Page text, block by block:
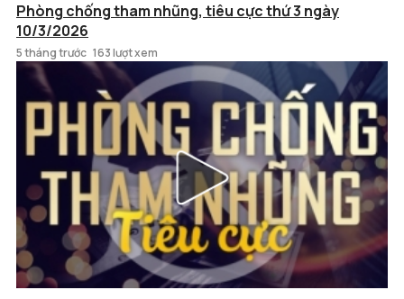
Phòng chống tham nhũng, tiêu cực thứ 3 ngày
10/3/2026
5 tháng trước 163 lượt xem